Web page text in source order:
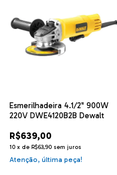
Esmerilhadeira 4.1/2" 900W
220V DWE4120B2B Dewalt
R$639,00
10 x de R$63,90 sem juros
Atenção, última peça!